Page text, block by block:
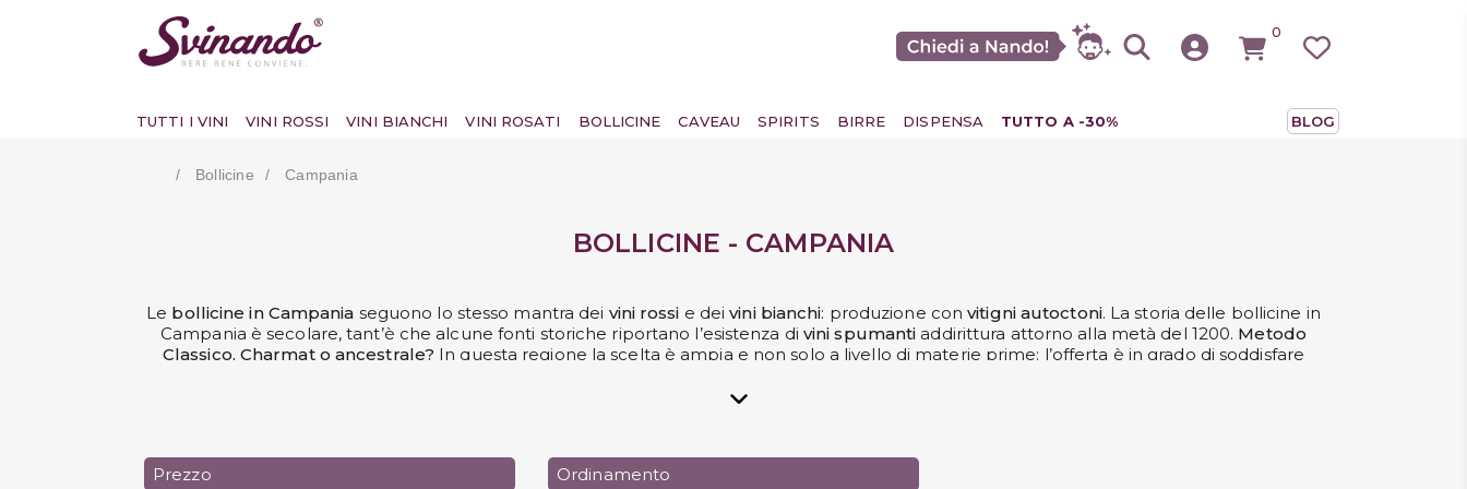
0
TUTTI I VINI VINI ROSSI VINI BIANCHI VINI ROSATI BOLLICINE CAVEAU SPIRITS BIRRE DISPENSA TUTTO A -30% BLOG
Bollicine Campania
BOLLICINE - CAMPANIA
Le bollicine in Campania seguono lo stesso mantra dei vini rossi e deivini bianchi: produzione convitigni autoctoni. La storia delle bollicine in
Campania è secolare, tant’è che alcune fonti storiche riportano l’esistenza di vini spumanti addirittura attorno alla metà del 1200. Metodo
Classico, Charmat o ancestrale? In questa regione la scelta è ampia e non solo a livello di materie prime: l’offerta è in grado di soddisfare
bollicine della Campania
Prezzo Ordinamento